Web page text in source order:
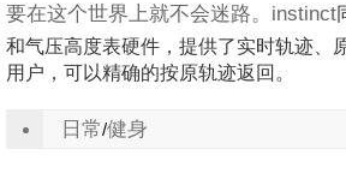
要在这个世界上就不会迷路。 instinct
和气压高度表硬件，提供了实时轨迹、
用户，可以精确的按原轨迹返回。
日常/健身